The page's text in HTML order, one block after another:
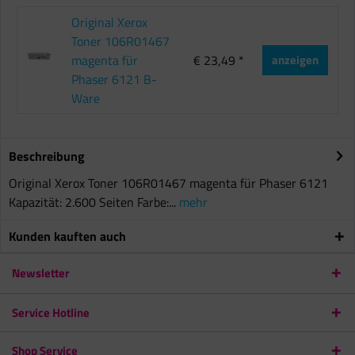
Original Xerox
Toner 106R01467
magenta für
Phaser 6121 B-
Ware
€ 23,49 * anzeigen
Beschreibung
Original Xerox Toner 106R01467 magenta für Phaser 6121
Kapazität: 2.600 Seiten Farbe:... mehr
Kunden kauften auch
Newsletter
Service Hotline
Shop Service